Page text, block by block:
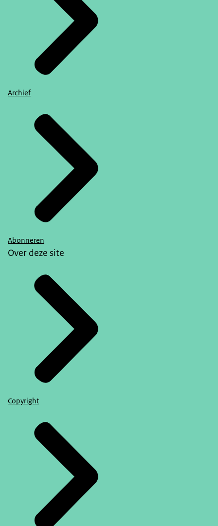
Archief
Abonneren
Over deze site
Copyright